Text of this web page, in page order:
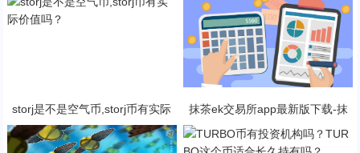
storj是不是空气币,storj币有实际
价值吗？
抹茶ek交易所app最新版下载-抹